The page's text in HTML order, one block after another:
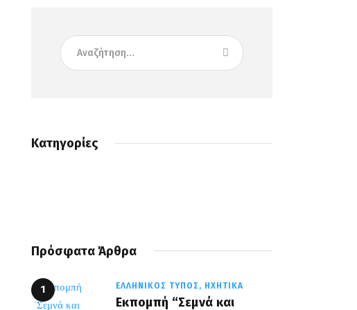
Κατηγορίες
Πρόσφατα Άρθρα
ΕΛΛΗΝΙΚΌΣ ΤΎΠΟΣ, ΗΧΗΤΙΚΆ
Εκπομπή “Σεμνά και